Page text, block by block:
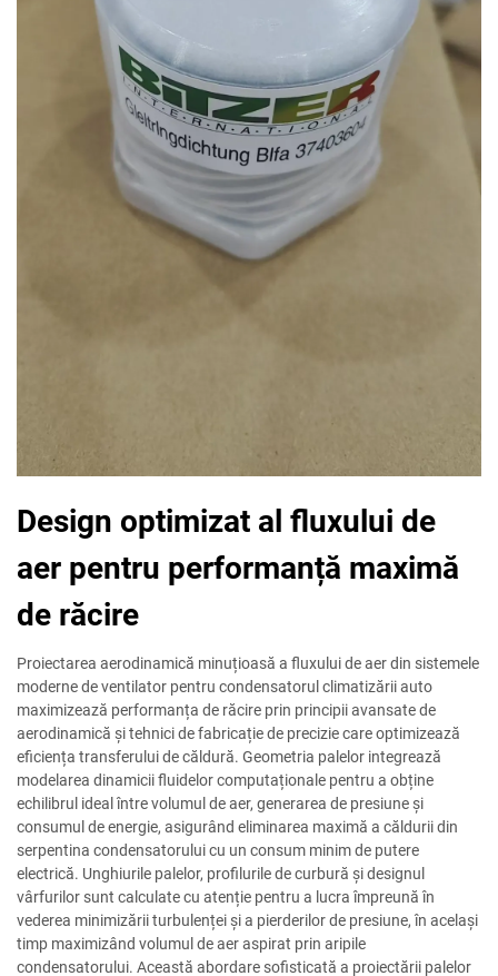
Design optimizat al fluxului de
aer pentru performanță maximă
de răcire
Proiectarea aerodinamică minuțioasă a fluxului de aer din sistemele
moderne de ventilator pentru condensatorul climatizării auto
maximizează performanța de răcire prin principii avansate de
aerodinamică și tehnici de fabricație de precizie care optimizează
eficiența transferului de căldură. Geometria palelor integrează
modelarea dinamicii fluidelor computaționale pentru a obține
echilibrul ideal între volumul de aer, generarea de presiune și
consumul de energie, asigurând eliminarea maximă a căldurii din
serpentina condensatorului cu un consum minim de putere
electrică. Unghiurile palelor, profilurile de curbură și designul
vârfurilor sunt calculate cu atenție pentru a lucra împreună în
vederea minimizării turbulenței și a pierderilor de presiune, în același
timp maximizând volumul de aer aspirat prin aripile
condensatorului. Această abordare sofisticată a proiectării palelor